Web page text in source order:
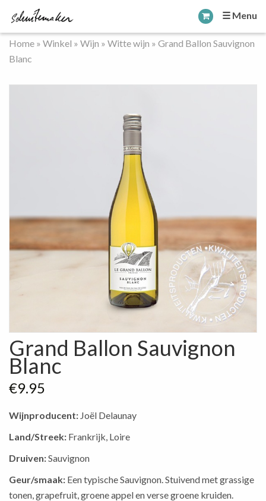
☰ Menu
Home » Winkel » Wijn » Witte wijn » Grand Ballon Sauvignon
Blanc
Grand Ballon Sauvignon
Blanc
€9.95
Wijnproducent: Joël Delaunay
Land/Streek: Frankrijk, Loire
Druiven:Sauvignon
Geur/smaak: Een typische Sauvignon. Stuivend met grassige
tonen, grapefruit, groene appel en verse groene kruiden.